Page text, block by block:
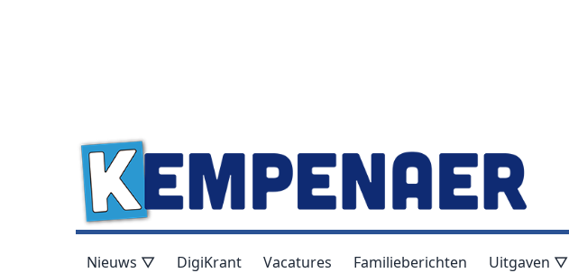
Nieuws ▽ DigiKrant Vacatures Familieberichten Uitgaven ▽